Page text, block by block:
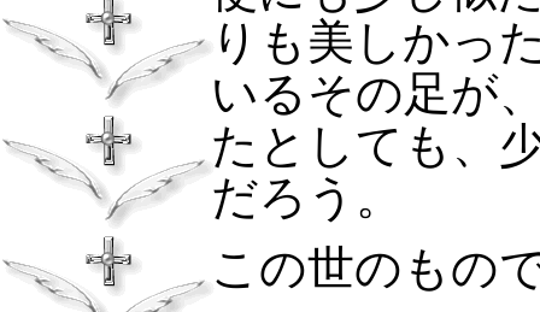
りも美しかっ
いるその足が
たとしても、
だろう。
この世のもの